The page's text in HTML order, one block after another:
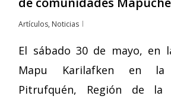
Artículos, Noticias
El sábado 30 de mayo, en
Mapu Karilafken en
Pitrufquén, Región de la